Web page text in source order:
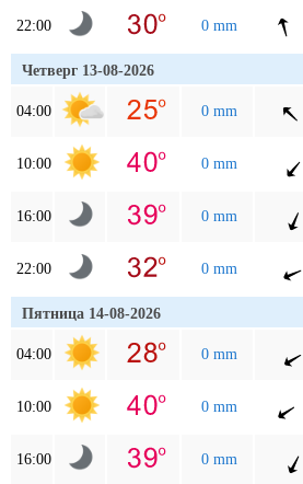
22:00 0 mm
Четверг 13-08-2026
04:00 0 mm
10:00 0 mm
16:00 0 mm
22:00 0 mm
Пятница 14-08-2026
04:00 0 mm
10:00 0 mm
16:00 0 mm